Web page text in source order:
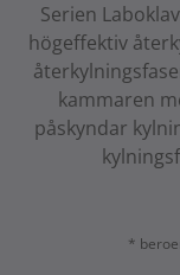
Serien
högeffektiv
kammaren
påskyndar
*